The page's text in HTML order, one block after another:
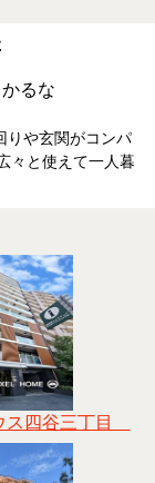
るな
りや玄関がコンパ
々と使えて一人暮
ス四谷三丁目